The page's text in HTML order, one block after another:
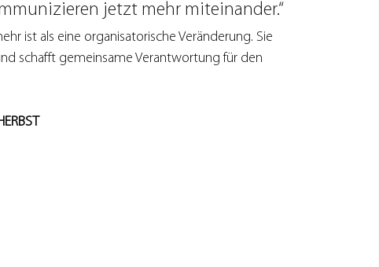
jetzt mehr miteinander.“
ist als eine organisatorische Veränderung. Sie
schafft gemeinsame Verantwortung für den